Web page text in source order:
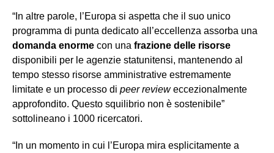
“In altre parole, l’Europa si aspetta che il suo unico
programma di punta dedicato all’eccellenza assorba una
domanda enorme con una frazione delle risorse
disponibili per le agenzie statunitensi, mantenendo al
tempo stesso risorse amministrative estremamente
limitate e un processo di peer revieweccezionalmente
approfondito. Questo squilibrio non è sostenibile”
sottolineano i 1000 ricercatori.
“In un momento in cui l’Europa mira esplicitamente a